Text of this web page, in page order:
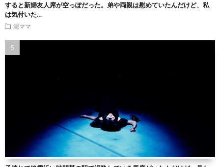
すると新婦友人席が空っぽだった。弟や両親は慰めていたんだけど、私
は気付いた…
泥ママ